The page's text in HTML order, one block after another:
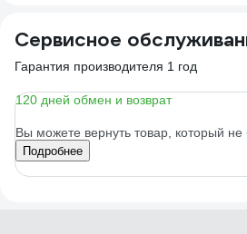
Сервисное
Гарантия производителя 1 год
120 дней обмен и возврат
Вы можете вернуть товар, который не
Подробнее